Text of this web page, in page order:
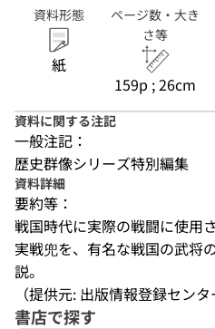
資料形態
紙
ページ数・大き
さ等
159p ; 26cm
資料に関する注記
一般注記：
歴史群像シリーズ特別編集
資料詳細
要約等：
戦国時代に実際の戦闘に使用
実戦兜を、有名な戦国の武将
説。
（提供元: 出版情報登録センタ
書店で探す